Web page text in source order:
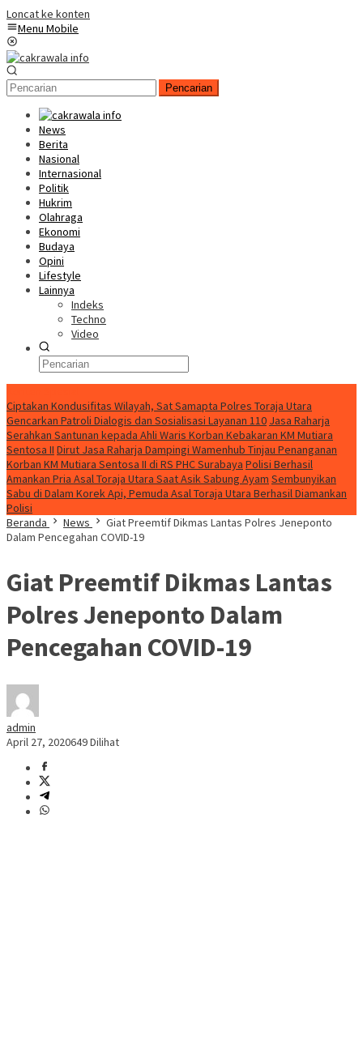
Loncat ke konten
Menu Mobile
Pencarian
News
Berita
Nasional
Internasional
Politik
Hukrim
Olahraga
Ekonomi
Budaya
Opini
Lifestyle
Lainnya
Indeks
Techno
Video
Ciptakan Kondusifitas Wilayah, Sat Samapta Polres Toraja Utara
Gencarkan Patroli Dialogis dan Sosialisasi Layanan 110 Jasa Raharja
Serahkan Santunan kepada Ahli Waris Korban Kebakaran KM Mutiara
Sentosa II Dirut Jasa Raharja Dampingi Wamenhub Tinjau Penanganan
Korban KM Mutiara Sentosa II di RS PHC Surabaya Polisi Berhasil
Amankan Pria Asal Toraja Utara Saat Asik Sabung Ayam Sembunyikan
Sabu di Dalam Korek Api, Pemuda Asal Toraja Utara Berhasil Diamankan
Polisi
Beranda
News
Giat Preemtif Dikmas Lantas Polres Jeneponto
Dalam Pencegahan COVID-19
Giat Preemtif Dikmas Lantas
Polres Jeneponto Dalam
Pencegahan COVID-19
admin
April 27, 2020649 Dilihat